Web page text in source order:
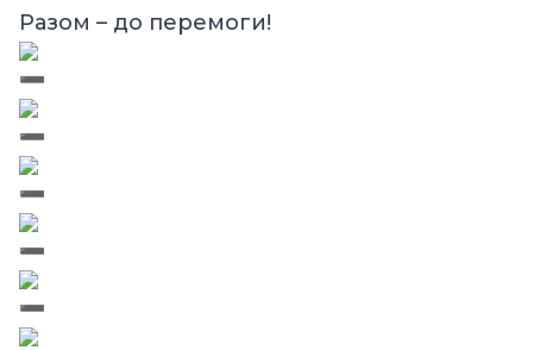
Разом – до перемоги!